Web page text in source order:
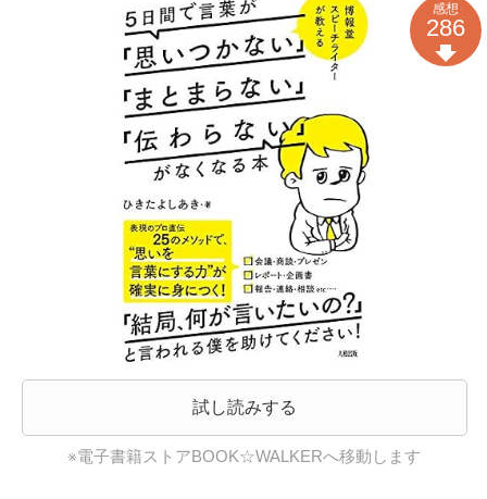
試し読みする
※電子書籍ストアBOOK☆WALKERへ移動します
感想
286